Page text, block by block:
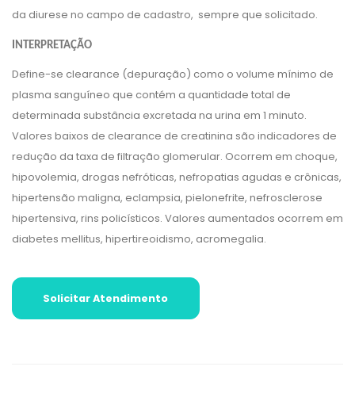
da diurese no campo de cadastro, sempre que solicitado.
INTERPRETAÇÃO
Define-se clearance (depuração) como o volume mínimo de
plasma sanguíneo que contém a quantidade total de
determinada substância excretada na urina em 1 minuto.
Valores baixos de clearance de creatinina são indicadores de
redução da taxa de filtração glomerular. Ocorrem em choque,
hipovolemia, drogas nefróticas, nefropatias agudas e crônicas,
hipertensão maligna, eclampsia, pielonefrite, nefrosclerose
hipertensiva, rins policísticos. Valores aumentados ocorrem em
diabetes mellitus, hipertireoidismo, acromegalia.
Solicitar Atendimento